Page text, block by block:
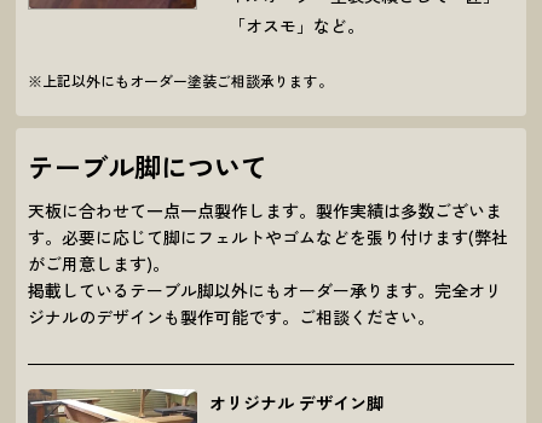
「オスモ」など。
※上記以外にもオーダー塗装ご相談承ります。
テーブル脚について
天板に合わせて一点一点製作します。製作実績は多数ございま
す。必要に応じて脚にフェルトやゴムなどを張り付けます(弊社
がご用意します)。
掲載しているテーブル脚以外にもオーダー承ります。完全オリ
ジナルのデザインも製作可能です。ご相談ください。
オリジナル デザイン脚